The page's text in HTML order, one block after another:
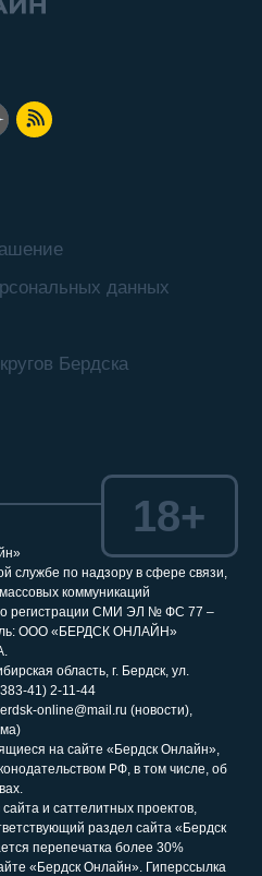
данных
Бердска
службе по надзору в сфере связи,
коммуникаций
о регистрации СМИ ЭЛ № ФС 77 –
ООО «БЕРДСК ОНЛАЙН»
область, г. Бердск, ул.
41) 2-11-44
online@mail.ru (новости),
на сайте «Бердск Онлайн»,
РФ, в том числе, об
и саттелитных проектов,
раздел сайта «Бердск
перепечатка более 30%
«Бердск Онлайн». Гиперссылка
18+